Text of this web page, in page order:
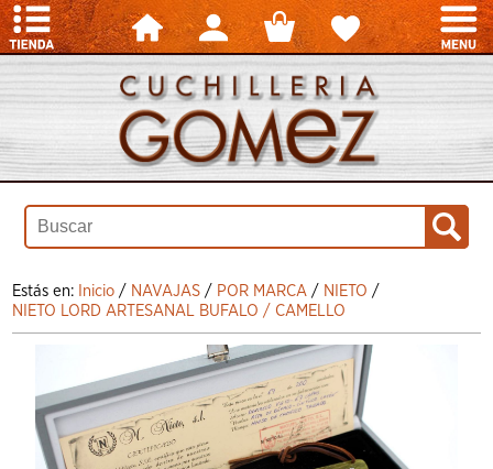
Estás en: Inicio / NAVAJAS / POR MARCA / NIETO /
NIETO LORD ARTESANAL BUFALO / CAMELLO